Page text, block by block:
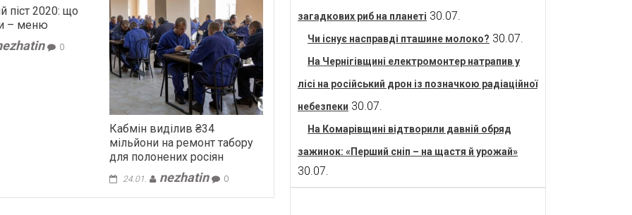
піст 2020: що
– меню
0
Кабмін виділив ₴34
мільйони на ремонт табору
для полонених росіян
24.01. nezhatin 0
загадкових риб на планеті 30.07.
Чи існує насправді пташине молоко? 30.07.
На Чернігівщині електромонтер натрапив у
лісі на російський дрон із позначкою радіаційної
небезпеки 30.07.
На Комарівщині відтворили давній обряд
зажинок: «Перший сніп – на щастя й урожай»
30.07.